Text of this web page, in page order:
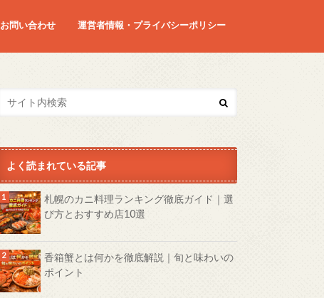
お問い合わせ 運営者情報・プライバシーポリシー
よく読まれている記事
札幌のカニ料理ランキング徹底ガイド｜選
び方とおすすめ店10選
香箱蟹とは何かを徹底解説｜旬と味わいの
ポイント